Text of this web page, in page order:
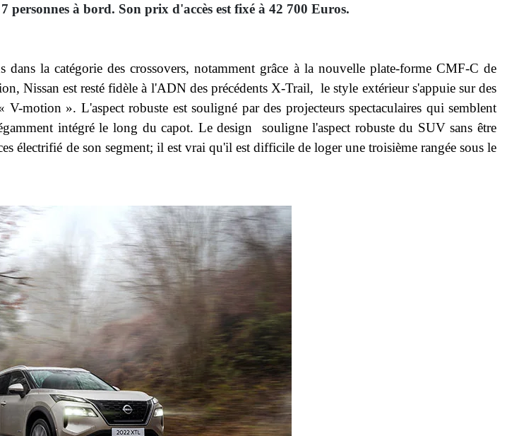
à bord. Son prix d'accès est fixé à 42 700 Euros.
la catégorie des crossovers, notamment grâce à la nouvelle plate-forme CMF-C de
Nissan est resté fidèle à l'ADN des précédents X-Trail, le style extérieur s'appuie sur des
motion ». L'aspect robuste est souligné par des projecteurs spectaculaires qui semblent
intégré le long du capot. Le design souligne l'aspect robuste du SUV sans être
électrifié de son segment; il est vrai qu'il est difficile de loger une troisième rangée sous le